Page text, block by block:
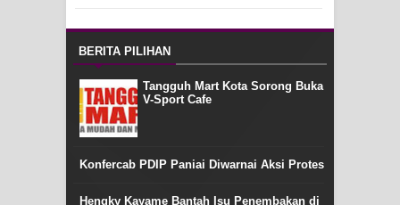
BERITA PILIHAN
Tangguh Mart Kota Sorong Buka
V-Sport Cafe
Konfercab PDIP Paniai Diwarnai Aksi Protes
Hengky Kayame Bantah Isu Penembakan di